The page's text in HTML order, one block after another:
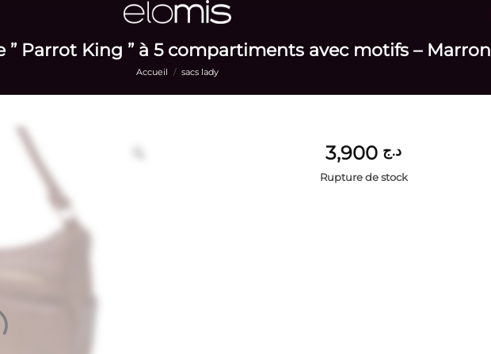
” Parrot King ” à 5 compartiments avec motifs – Marron
Accueil / sacs lady
د.ج
Rupture de stock